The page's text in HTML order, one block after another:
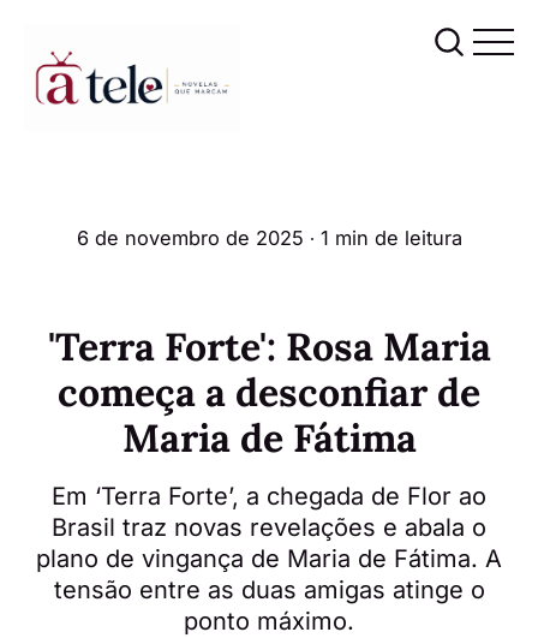
6 de novembro de 2025 ∙ 1 min de leitura
'Terra Forte': Rosa Maria
começa a desconfiar de
Maria de Fátima
Em ‘Terra Forte’, a chegada de Flor ao
Brasil traz novas revelações e abala o
plano de vingança de Maria de Fátima. A
tensão entre as duas amigas atinge o
ponto máximo.